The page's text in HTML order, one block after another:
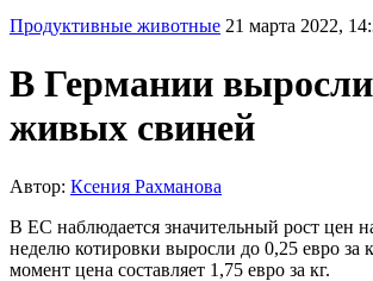
Продуктивные животные 21 марта 2022,
В Германии
живых свиней
Автор: Ксения Рахманова
В ЕС наблюдается значительный рост цен
неделю котировки выросли до 0,25 евро за
момент цена составляет 1,75 евро за кг.